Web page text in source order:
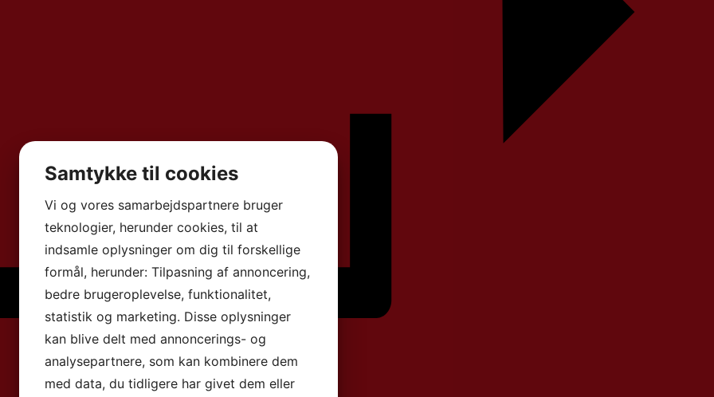
Samtykke til cookies
Vi og vores samarbejdspartnere bruger
teknologier, herunder cookies, til at
indsamle oplysninger om dig til forskellige
formål, herunder: Tilpasning af annoncering,
bedre brugeroplevelse, funktionalitet,
statistik og marketing. Disse oplysninger
kan blive delt med annoncerings- og
analysepartnere, som kan kombinere dem
med data, du tidligere har givet dem eller